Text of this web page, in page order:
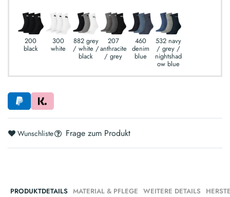
200
black
300
white
882 grey
/ white /
black
207
anthracite
/ grey
460
denim
blue
532 navy
/ grey /
nightshad
ow blue
Wunschliste Frage zum Produkt
PRODUKTDETAILS MATERIAL & PFLEGE WEITERE DETAILS